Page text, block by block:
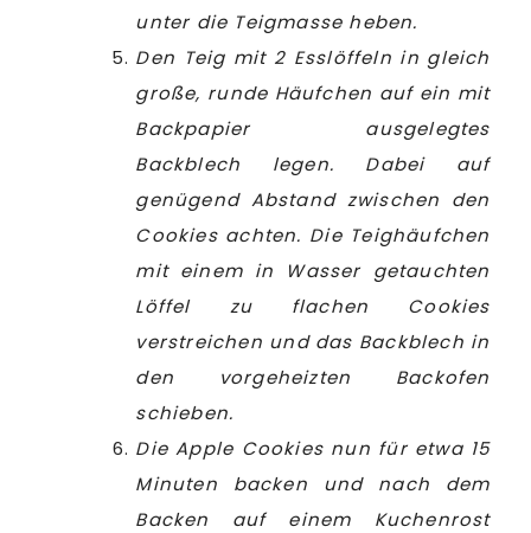
unter die Teigmasse heben.
Den Teig mit 2 Esslöffeln in gleich
große, runde Häufchen auf ein mit
Backpapier ausgelegtes
Backblech legen. Dabei auf
genügend Abstand zwischen den
Cookies achten. Die Teighäufchen
mit einem in Wasser getauchten
Löffel zu flachen Cookies
verstreichen und das Backblech in
den vorgeheizten Backofen
schieben.
Die Apple Cookies nun für etwa 15
Minuten backen und nach dem
Backen auf einem Kuchenrost